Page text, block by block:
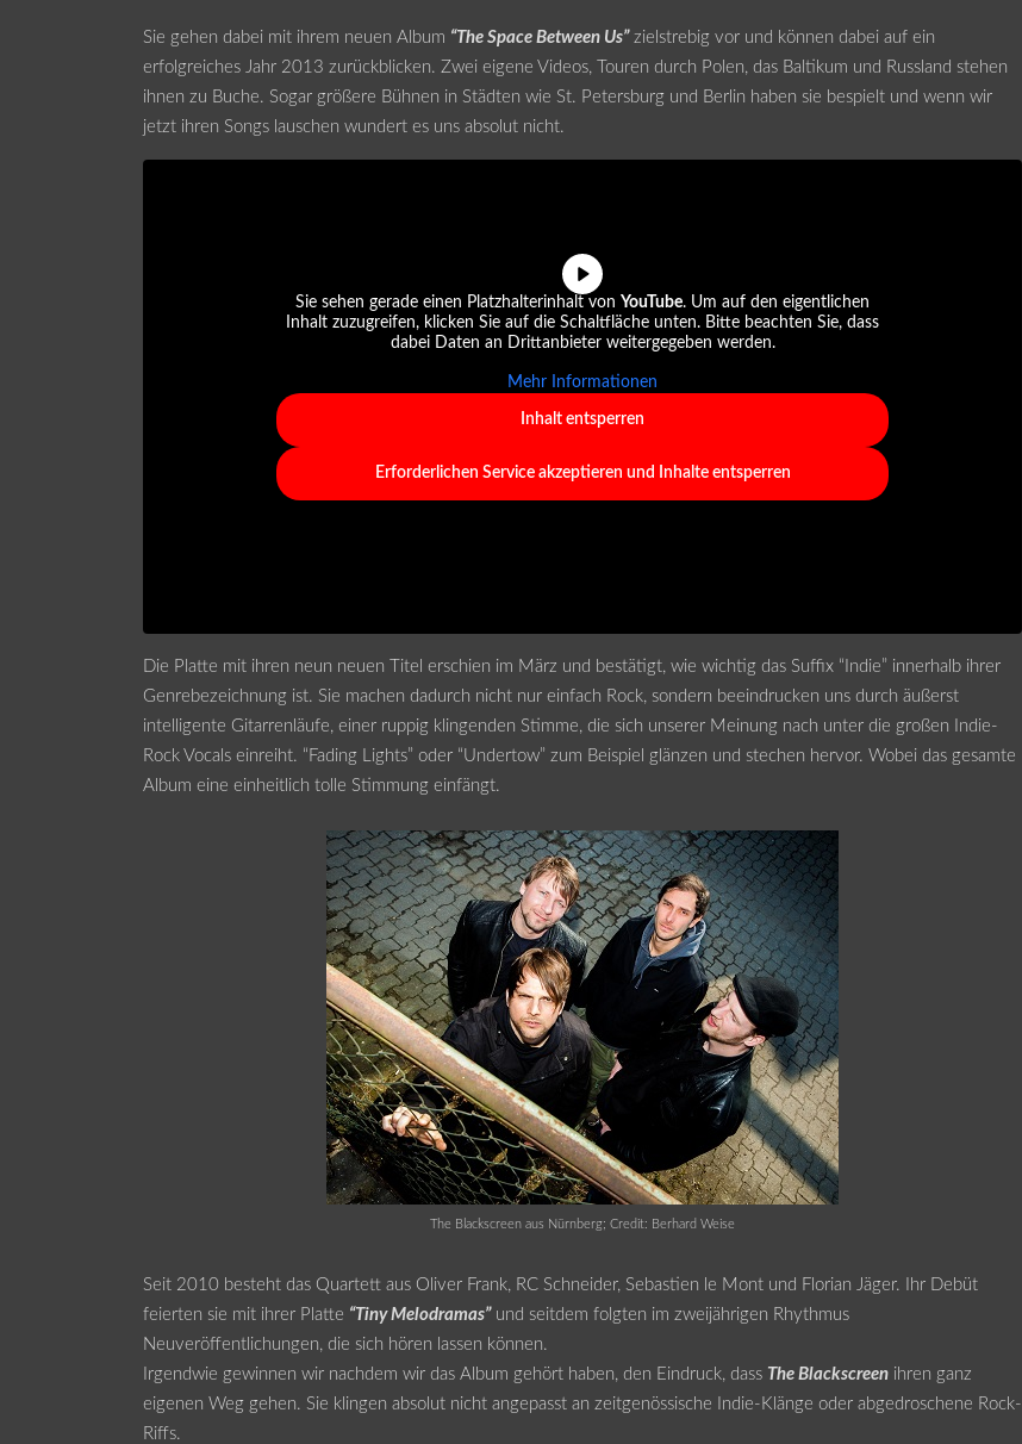
Sie gehen dabei mit ihrem neuen Album “The Space Between Us” zielstrebig vor und können dabei auf ein
erfolgreiches Jahr 2013 zurückblicken. Zwei eigene Videos, Touren durch Polen, das Baltikum und Russland stehen
ihnen zu Buche. Sogar größere Bühnen in Städten wie St. Petersburg und Berlin haben sie bespielt und wenn wir
jetzt ihren Songs lauschen wundert es uns absolut nicht.
Sie sehen gerade einen Platzhalterinhalt vonYouTube. Um auf den eigentlichen
Inhalt zuzugreifen, klicken Sie auf die Schaltfläche unten. Bitte beachten Sie, dass
dabei Daten an Drittanbieter weitergegeben werden.
Mehr Informationen
Inhalt entsperren
Erforderlichen Service akzeptieren und Inhalte entsperren
Die Platte mit ihren neun neuen Titel erschien im März und bestätigt, wie wichtig das Suffix “Indie” innerhalb ihrer
Genrebezeichnung ist. Sie machen dadurch nicht nur einfach Rock, sondern beeindrucken uns durch äußerst
intelligente Gitarrenläufe, einer ruppig klingenden Stimme, die sich unserer Meinung nach unter die großen Indie-
Rock Vocals einreiht. “Fading Lights” oder “Undertow” zum Beispiel glänzen und stechen hervor. Wobei das gesamte
Album eine einheitlich tolle Stimmung einfängt.
The Blackscreen aus Nürnberg; Credit: Berhard Weise
Seit 2010 besteht das Quartett aus Oliver Frank, RC Schneider, Sebastien le Mont und Florian Jäger. Ihr Debüt
feierten sie mit ihrer Platte “Tiny Melodramas” und seitdem folgten im zweijährigen Rhythmus
Neuveröffentlichungen, die sich hören lassen können.
Irgendwie gewinnen wir nachdem wir das Album gehört haben, den Eindruck, dass The Blackscreen ihren ganz
eigenen Weg gehen. Sie klingen absolut nicht angepasst an zeitgenössische Indie-Klänge oder abgedroschene Rock-
Riffs.